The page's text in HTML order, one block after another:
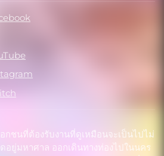
ชนที่ต้องรับงานที่ดูเหมือนจะเป็นไปไม่
อยู่มหาศาล ออกเดินทางท่องไปในนคร